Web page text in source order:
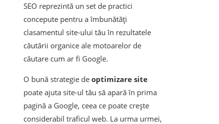
SEO reprezintă un set de practici
concepute pentru a îmbunătăți
clasamentul site-ului tău în rezultatele
căutării organice ale motoarelor de
căutare cum ar fi Google.
O bună strategie de optimizare site
poate ajuta site-ul tău să apară în prima
pagină a Google, ceea ce poate crește
considerabil traficul web. La urma urmei,